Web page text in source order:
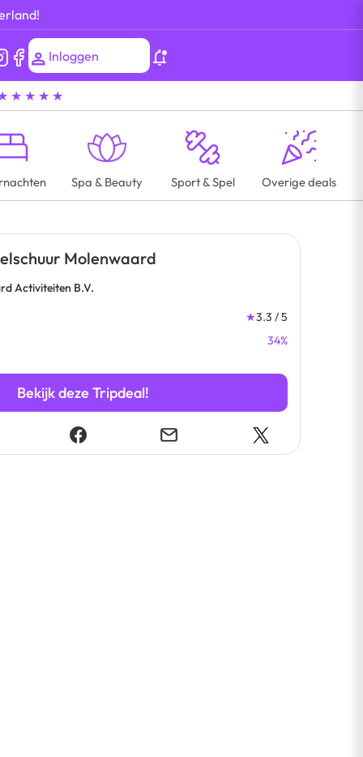
Inloggen
★ ★ ★ ★
Spa & Beauty Sport & Spel Overige deals
Molenwaard
Activiteiten B.V.
★3.3 / 5
34%
Bekijk deze Tripdeal!